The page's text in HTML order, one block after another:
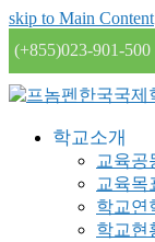
skip to Main Content
(+855)023-901-500
학교소개
교육공
교육목
학교연
학교현